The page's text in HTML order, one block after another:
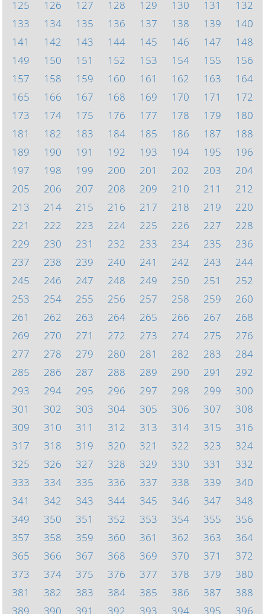
125
126 127 128 129 130 131
132
133
134 135 136 137 138 139
140
141
142 143 144 145 146 147
148
149
150 151 152 153 154 155
156
157
158 159 160 161 162 163
164
165
166 167 168 169 170 171
172
173
174 175 176 177 178 179
180
181
182 183 184 185 186 187
188
189
190 191 192 193 194 195
196
197
198 199 200 201 202 203
204
205
206 207 208 209 210 211
212
213
214 215 216 217 218 219
220
221
222 223 224 225 226 227
228
229
230 231 232 233 234 235
236
237
238 239 240 241 242 243
244
245
246 247 248 249 250 251
252
253
254 255 256 257 258 259
260
261
262 263 264 265 266 267
268
269
270 271 272 273 274 275
276
277
278 279 280 281 282 283
284
285
286 287 288 289 290 291
292
293
294 295 296 297 298 299
300
301
302 303 304 305 306 307
308
309
310 311 312 313 314 315
316
317
318 319 320 321 322 323
324
325
326 327 328 329 330 331
332
333
334 335 336 337 338 339
340
341
342 343 344 345 346 347
348
349
350 351 352 353 354 355
356
357
358 359 360 361 362 363
364
365
366 367 368 369 370 371
372
373
374 375 376 377 378 379
380
381
382 383 384 385 386 387
388
389
390 391 392 393 394 395 396